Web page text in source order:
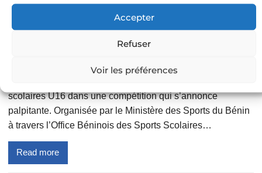
Accepter
Refuser
Voir les préférences
25 août 2025
2025. Du 05 au 12 septembre prochain, la ville d’Abomey
scolaires U16 dans une compétition qui s’annonce
palpitante. Organisée par le Ministère des Sports du Bénin
à travers l’Office Béninois des Sports Scolaires…
Read more